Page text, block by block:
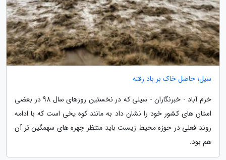
سیل؛ حاصل خاک بر باد رفته
خرم آباد - خبرنگاران - سیلی که در نخستین روزهای سال 98 در بعضی
استان های کشور خود را نشان داد به مانند کوه یخی است که با ادامه
روند فعلی در حوزه محیط زیست باید منتظر چهره های سهمگین تر آن
هم بود.